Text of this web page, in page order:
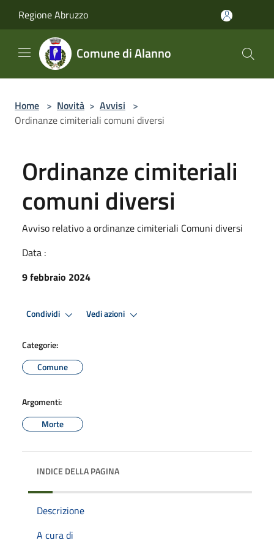
Regione Abruzzo
Comune di Alanno
Home > Novità > Avvisi >
Ordinanze cimiteriali comuni diversi
Ordinanze cimiteriali
comuni diversi
Avviso relativo a ordinanze cimiteriali Comuni diversi
Data :
9 febbraio 2024
Condividi Vedi azioni
Categorie:
Comune
Argomenti:
Morte
INDICE DELLA PAGINA
Descrizione
A cura di